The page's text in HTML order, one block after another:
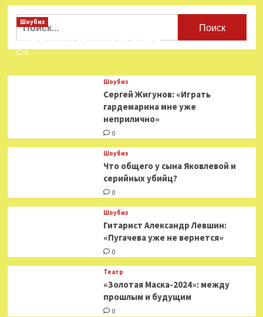
Найти:
Шоубиз
Мошенники взялись за звезд
0
Шоубиз
Сергей Жигунов: «Играть
гардемарина мне уже
неприлично»
0
Шоубиз
Что общего у сына Яковлевой и
серийных убийц?
0
Шоубиз
Гитарист Александр Левшин:
«Пугачева уже не вернется»
0
Театр
«Золотая Маска-2024»: между
прошлым и будущим
0